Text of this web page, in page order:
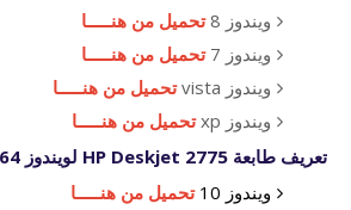
ويندوز 8
تحميل من هنـــــا
ويندوز 7
تحميل من هنـــــا
ويندوز vista
تحميل من هنـــــا
ويندوز xp
تحميل من هنـــــا
تعريف طابعة HP Deskjet 2775 لويندوز 64 بت
ويندوز 10
تحميل من هنـــــا